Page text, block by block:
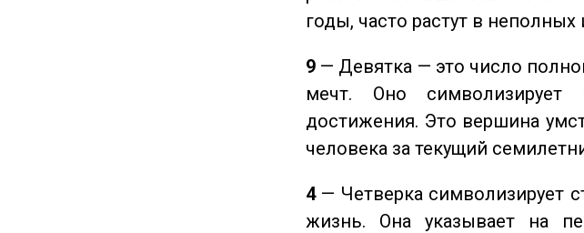
годы, часто растут в
9 — Девятка — это число
мечт. Оно
достижения. Это вершина
человека за текущий
4— Четверка символизирует
жизнь. Она указывает на